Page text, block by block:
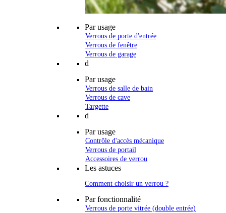
Par usage
Verrous de porte d'entrée
Verrous de fenêtre
Verrous de garage
d
Par usage
Verrous de salle de bain
Verrous de cave
Targette
d
Par usage
Contrôle d'accès mécanique
Verrous de portail
Accessoires de verrou
Les astuces
Comment choisir un verrou ?
Par fonctionnalité
Verrous de porte vitrée (double entrée)